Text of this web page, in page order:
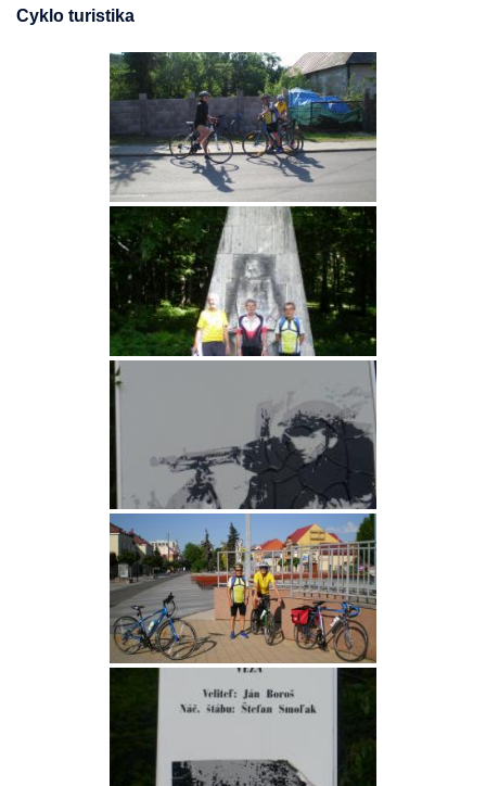
Cyklo turistika